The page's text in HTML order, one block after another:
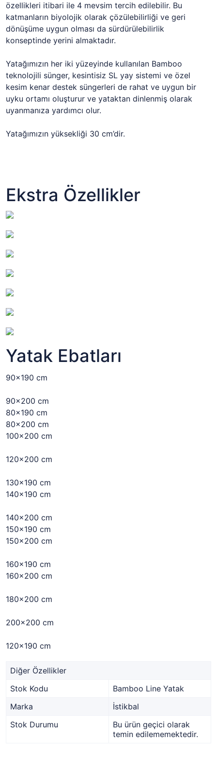
özellikleri itibari ile 4 mevsim tercih edilebilir. Bu
katmanların biyolojik olarak çözülebilirliği ve geri
dönüşüme uygun olması da sürdürülebilirlik
konseptinde yerini almaktadır.
Yatağımızın her iki yüzeyinde kullanılan Bamboo
teknolojili sünger, kesintisiz SL yay sistemi ve özel
kesim kenar destek süngerleri de rahat ve uygun bir
uyku ortamı oluşturur ve yataktan dinlenmiş olarak
uyanmanıza yardımcı olur.
Yatağımızın yüksekliği 30 cm’dir.
Ekstra Özellikler
Yatak Ebatları
90x190 cm
90x200 cm
80x190 cm
80x200 cm
100x200 cm
120x200 cm
130x190 cm
140x190 cm
140x200 cm
150x190 cm
150x200 cm
160x190 cm
160x200 cm
180x200 cm
200x200 cm
120x190 cm
Diğer Özellikler
Stok Kodu
Bamboo Line Yatak
Marka
İstikbal
Stok Durumu
Bu ürün geçici olarak
temin edilememektedir.